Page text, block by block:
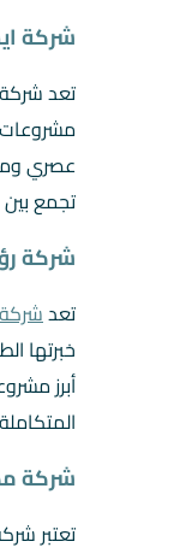
شركة
تعد شركة
مشروعات
عصري
تجمع بين
شركة
تعدشركة
خبرتها
أبرز
شركة
تعتبر